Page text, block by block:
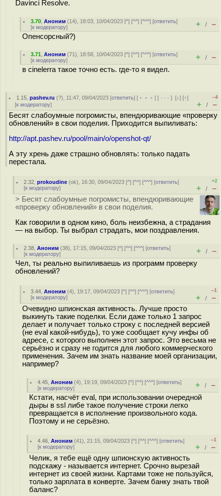
Davinci Resolve.
3.70 ,Аноним (14), 18:03, 10/04/2023 [^] [^^] [^^^] [ответить]
[к модератору] + / –
Опенсорсный?)
3.71 ,Аноним (71), 18:58, 10/04/2023 [^] [^^] [^^^] [ответить]
[к модератору] + / –
в cinelerra такое точно есть. где-то я видел.
1.15 ,pashev.ru (?), 11:47, 09/04/2023 [ответить] [ ﹢﹢﹢] [ · · ·][↓] [↑]
[к модератору]
–4
+ / –
Бесят слабоумные погромисты, впендюривающие «проверку
обновлений» в свои поделия. Приходится выпиливать:
http://apt.pashev.ru/pool/main/o/openshot-qt/
А эту хрень даже страшно обновлять: только падать
перестала.
2.32 ,prokoudine (ok), 16:30, 09/04/2023 [^] [^^] [^^^] [ответить]
[к модератору]
+2
+ / –
> Бесят слабоумные погромисты, впендюривающие
«проверку обновлений» в свои поделия.
Как говорили в одном кино, боль неизбежна, а страдания
— на выбор. Ты выбрал страдать, мои поздравления.
2.38 ,Аноним (38), 17:15, 09/04/2023 [^] [^^] [^^^] [ответить]
[к модератору] + / –
Чел, ты реально выпиливаешь из программ проверку
обновлений?
3.44 ,Аноним (4), 19:17, 09/04/2023 [^] [^^] [^^^] [ответить]
[к модератору]
–1
+ / –
Очевидно шпионская активность. Лучше просто
выкинуть такие поделки. Если даже только 1 запрос
делает и получает только строку с последней версией
(не eval какой-нибудь), то уже сообщает кучу инфы об
адресе, с которого выполнен этот запрос. Это весьма не
серьёзно и сразу не годится для любого коммерческого
применения. Зачем им знать название моей организации,
например?
4.45 ,Аноним (4), 19:19, 09/04/2023 [^] [^^] [^^^] [ответить]
[к модератору] + / –
Кстати, насчёт eval, при использовании очередной
дыры в ssl либе такое получение строки легко
превращается в исполнение произвольного кода.
Поэтому и не серьёзно.
4.46 ,Аноним (41), 21:15, 09/04/2023 [^] [^^] [^^^] [ответить]
[к модератору]
–1
+ / –
Челик, я тебе ещё одну шпионскую активность
подскажу - называется интернет. Срочно вырезай
интернет из своей жизни. Картами тоже не пользуйся,
только зарплата в конверте. Зачем банку знать твой
баланс?